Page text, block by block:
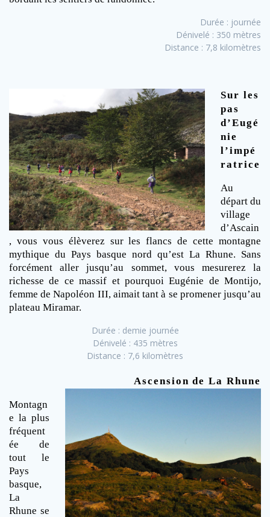
Durée : journée
Dénivelé : 350 mètres
Distance : 7,8 kilomètres
Sur les
pas
d’Eugé
nie
l’impé
ratrice
Au
départ du
village
d’Ascain
, vous vous élèverez sur les flancs de cette montagne
mythique du Pays basque nord qu’est La Rhune. Sans
forcément aller jusqu’au sommet, vous mesurerez la
richesse de ce massif et pourquoi Eugénie de Montijo,
femme de Napoléon III, aimait tant à se promener jusqu’au
plateau Miramar.
Durée : demie journée
Dénivelé : 435 mètres
Distance : 7,6 kilomètres
Ascension de La Rhune
Montagn
e la plus
fréquent
ée de
tout le
Pays
basque,
La
Rhune se